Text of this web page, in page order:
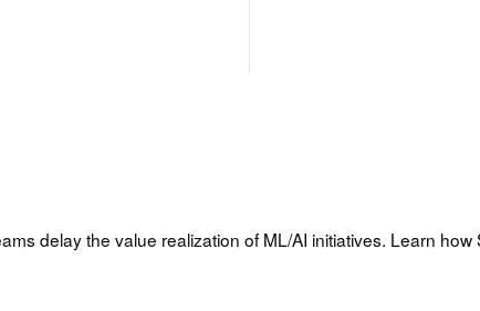
delay the value realization of ML/AI initiatives. Learn